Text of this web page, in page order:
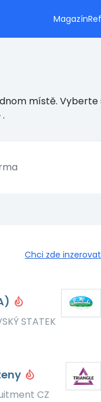
Magazín
místě.
.
Chci zde inzerovat
STATEK
CZ